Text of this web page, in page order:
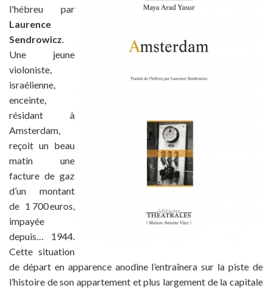
AIDE À LA TRADUCTION
PUBLICATIONS
À L'AFFICHE
l'hébreu par
Laurence
Sendrowicz.
Une jeune
violoniste,
israélienne,
enceinte,
résidant à
Amsterdam,
reçoit un beau
matin une
facture de gaz
d’un montant
de 1 700 euros,
impayée
depuis… 1944.
Cette situation
de départ en apparence anodine l’entraînera sur la piste de
l’histoire de son appartement et plus largement de la capitale